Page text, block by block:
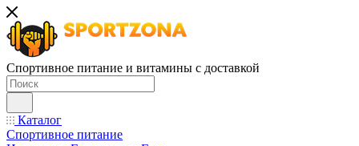
Спортивное питание и витамины с доставкой
Каталог
Спортивное питание